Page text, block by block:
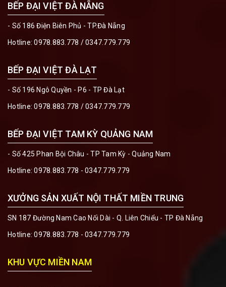
BẾP ĐẠI VIỆT ĐÀ NẴNG
- Số 186 Điện Biên Phủ - TP.Đà Nẵng
Hotline:0978.883.778 /0347.779.779
BẾP ĐẠI VIỆT ĐÀ LẠT
- Số 196 Ngô Quyền - P6 - TP Đà Lạt
Hotline:0978.883.778 /0347.779.779
BẾP ĐẠI VIỆT TAM KỲ QUẢNG NAM
- Số 425 Phan Bội Châu - TP Tam Kỳ - Quảng Nam
Hotline:0978.883.778 - 0347.779.779
XƯỞNG SẢN XUẤT NỘI THẤT MIỀN TRUNG
SN 187 Đường Nam Cao Nối Dài - Q. Liên Chiểu - TP Đà Nẵng
Hotline:0978.883.778 - 0347.779.779
KHU VỰC MIỀN NAM